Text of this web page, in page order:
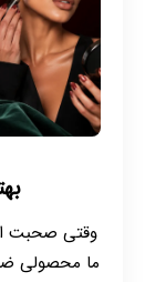
وقتی صحبت
ما محصولی